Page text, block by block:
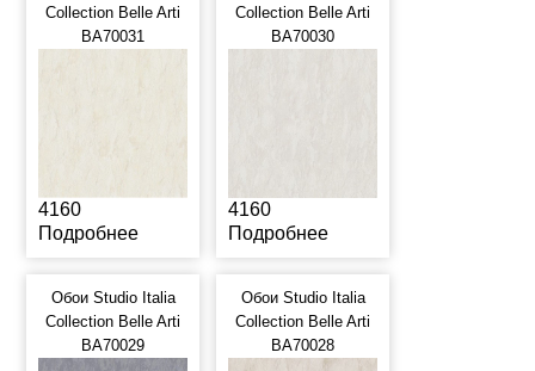
Collection Belle Arti
BA70031
4160
Подробнее
Collection Belle Arti
BA70030
4160
Подробнее
Обои Studio Italia
Collection Belle Arti
BA70029
Обои Studio Italia
Collection Belle Arti
BA70028